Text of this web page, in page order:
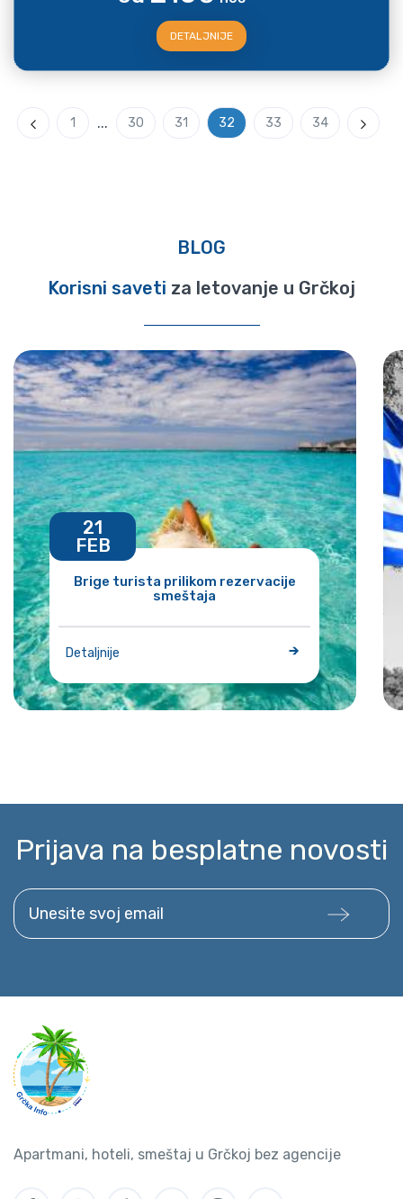
DETALJNIJE
Previous
1 ... 30 31 32 33 34 Next
BLOG
Korisni saveti za letovanje u Grčkoj
Brige turista prilikom rezervacije
smeštaja
Detaljnije
21
FEB
Prijava na besplatne novosti
Unesite svoj email
Apartmani, hoteli, smeštaj u Grčkoj bez agencije